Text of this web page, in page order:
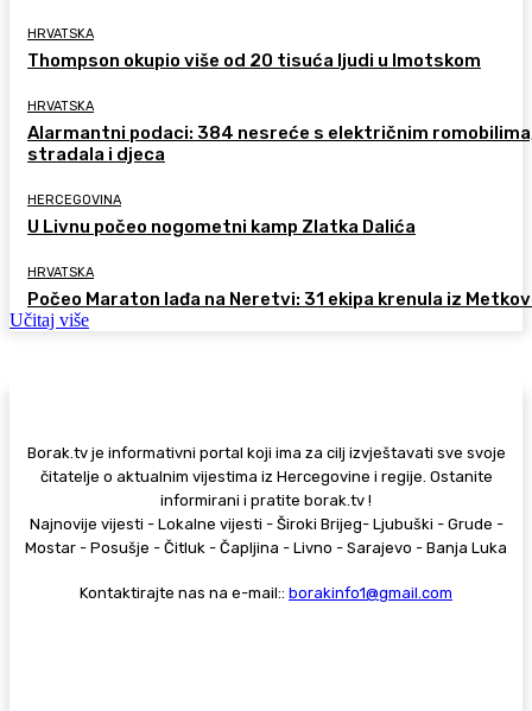
HRVATSKA
Thompson okupio više od 20 tisuća ljudi u Imotskom
HRVATSKA
Alarmantni podaci: 384 nesreće s električnim
stradala i djeca
HERCEGOVINA
U Livnu počeo nogometni kamp Zlatka Dalića
HRVATSKA
Počeo Maraton lađa na Neretvi: 31 ekipa krenula iz
Učitaj više
Borak.tv je informativni portal koji ima za cilj izvještavati sve svoje
čitatelje o aktualnim vijestima iz Hercegovine i regije. Ostanite
informirani i pratite borak.tv !
Najnovije vijesti - Lokalne vijesti - Široki Brijeg- Ljubuški - Grude -
Mostar - Posušje - Čitluk - Čapljina - Livno - Sarajevo - Banja Luka
Kontaktirajte nas na e-mail:: borakinfo1@gmail.com